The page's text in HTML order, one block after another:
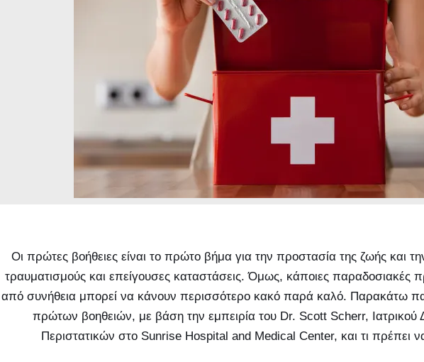
Οι πρώτες βοήθειες είναι το πρώτο βήμα για την προστασία της ζωής και
τραυματισμούς και επείγουσες καταστάσεις. Όμως, κάποιες παραδοσιακές
από συνήθεια μπορεί να κάνουν περισσότερο κακό παρά καλό. Παρακάτω
πρώτων βοηθειών, με βάση την εμπειρία του Dr. Scott Scherr, Ιατρικού
Περιστατικών στο Sunrise Hospital and Medical Center, και τι πρέπει